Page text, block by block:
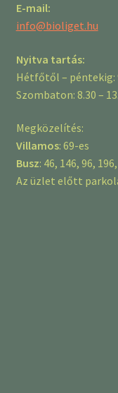
E-mail:
info@bioliget.hu
Nyitva tartás:
Hétfőtől – péntekig:
Szombaton: 8.30 –
Megközelítés:
Villamos: 69-es
Busz: 46, 146, 96,
Az üzlet előtt